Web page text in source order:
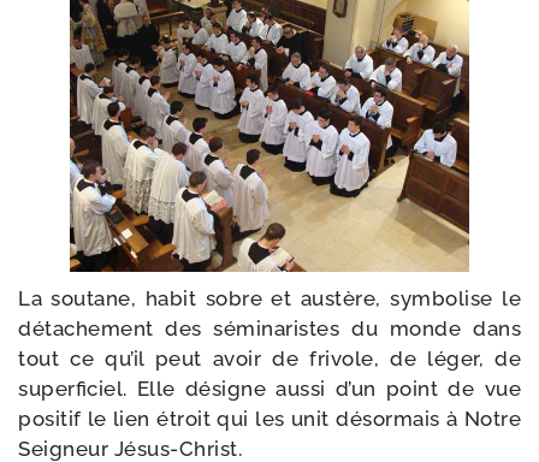
La sou­tane, habit sobre et aus­tère, sym­bo­lise le
déta­che­ment des sémi­na­ristes du monde dans
tout ce qu’il peut avoir de fri­vole, de léger, de
super­fi­ciel. Elle désigne aus­si d’un point de vue
posi­tif le lien étroit qui les unit désor­mais à Notre
Seigneur Jésus-Christ.